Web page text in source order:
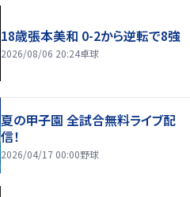
18歳張本美和 0-2から逆転で8強
2026/08/06 20:24卓球
夏の甲子園 全試合無料ライブ配
信！
2026/04/17 00:00野球